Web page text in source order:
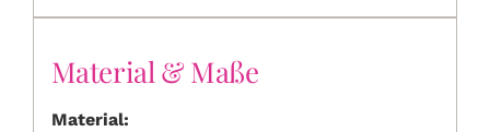
Material & Maße
Material: